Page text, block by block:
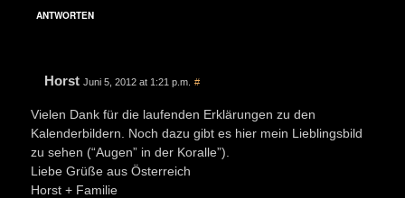
ANTWORTEN
Horst Juni 5, 2012 at 1:21 p.m. #
Vielen Dank für die laufenden Erklärungen zu den
Kalenderbildern. Noch dazu gibt es hier mein Lieblingsbild
zu sehen (“Augen” in der Koralle”).
Liebe Grüße aus Österreich
Horst + Familie